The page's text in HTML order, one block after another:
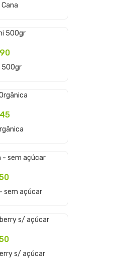
Cana
500gr
sem açúcar
s/ açúcar
Adicionar Ao Carrinho